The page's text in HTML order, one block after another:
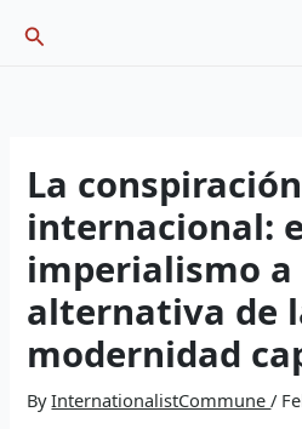
Search
La conspiración
internacional:
imperialismo a
alternativa de
modernidad
ByInternationalistCommune/